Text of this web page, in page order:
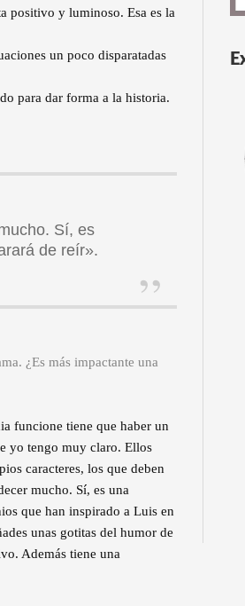
positivo y luminoso. Esa es la
un poco disparatadas
para dar forma a la historia.
Sí, es
de reír».
¿Es más impactante una
funcione tiene que haber un
yo tengo muy claro. Ellos
caracteres, los que deben
mucho. Sí, es una
que han inspirado a Luis en
unas gotitas del humor de
Además tiene una